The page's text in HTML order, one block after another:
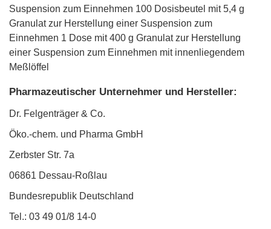
Suspension zum Einnehmen 100 Dosisbeutel mit 5,4 g
Granulat zur Herstellung einer Suspension zum
Einnehmen 1 Dose mit 400 g Granulat zur Herstellung
einer Suspension zum Einnehmen mit innenliegendem
Meßlöffel
Pharmazeutischer Unternehmer und Hersteller:
Dr. Felgenträger & Co.
Öko.-chem. und Pharma GmbH
Zerbster Str. 7a
06861 Dessau-Roßlau
Bundesrepublik Deutschland
Tel.: 03 49 01/8 14-0